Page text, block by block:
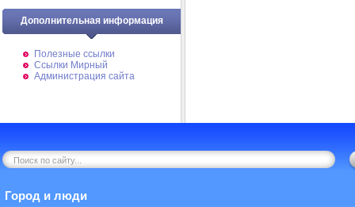
Дополнительная информация
Полезные ссылки
Ссылки Мирный
Администрация сайта
Город и люди